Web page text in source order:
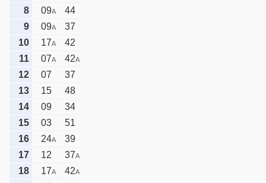
8
09A
44
9
09A
37
10
17A
42
11
07A 42A
12 07
37
13
15
48
14
09
34
15
03
51
16
24A
39
17
12 37A
18 17A 42A